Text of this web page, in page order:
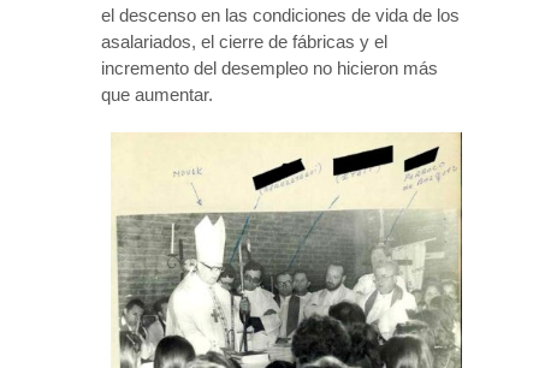
el descenso en las condiciones de vida de los
asalariados, el cierre de fábricas y el
incremento del desempleo no hicieron más
que aumentar.